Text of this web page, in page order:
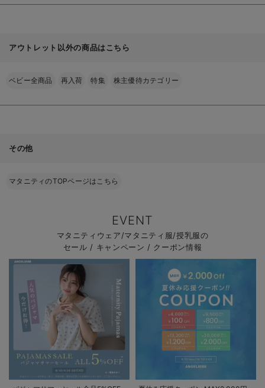
アウトレット以外の商品はこちら
ベビー全商品 再入荷 特集 株主優待カテゴリー
その他
マタニティのTOPページはこちら
EVENT
マタニティウェア/マタニティ服/授乳服の
セール / キャンペーン / クーポン情報